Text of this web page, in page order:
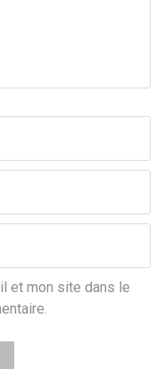
et mon site dans le